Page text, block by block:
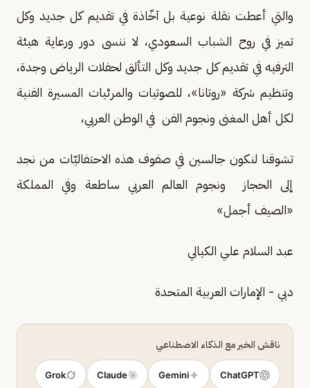
والتي أعطت نقلة نوعية بل آخّاذة في تقديم كل جديد وكل
تميز في روح الشباب السعودي، لا ننسى دور ورعاية هيئة
الترفيه في تقديم كل جديد وكل التألق لحفلات الرياض وجدة،
وتنظيم شركة «روتانا»، للصوتيات والمرئيات المسيرة الفنية
لكل أهل المغنى ونجوم الفن في الوطن العربي،
تشوقنا لنكون جالسين في صفوف هذه الاحتفاليّات من نجد
إلى الحجاز ونجوم العالم العربي ساطعة وفي المملكة
«الصيف أجمل»
عبد السلام علي الكيالي
دبي - الإمارات العربية المتحدة
ناقش الخبر مع الذكاء الاصطناعي
ChatGPT
Gemini
Claude
Grok